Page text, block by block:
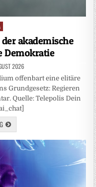
akademische
Demokratie
2026
offenbart eine elitäre
Grundgesetz: Regieren
Quelle: Telepolis Dein